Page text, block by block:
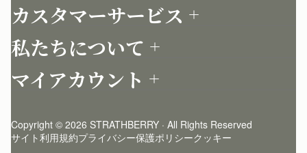
カスタマーサービス
配送について
よくあるご質問
私たちについて
ストラスベリーについて
ストラスベリー 愛用 者のスタイリング
マイアカウント
ストラスベリーインサイダー
Copyright © 2026 STRATHBERRY · All Rights Reserved
サイト利用規約プライバシー保護ポリシークッキー